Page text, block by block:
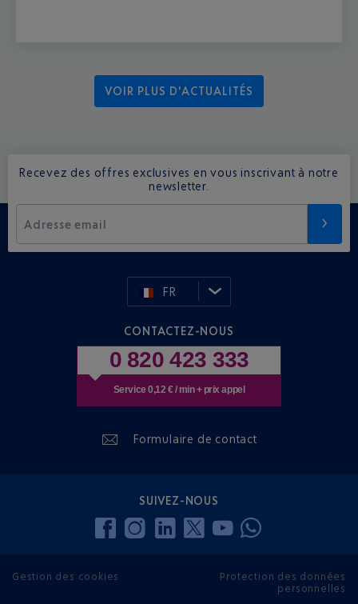
VOIR PLUS D'ACTUALITÉS
Recevez des offres exclusives en vous inscrivant à notre
newsletter.
Adresse email
FR
CONTACTEZ-NOUS
0 820 423 333
Service 0,12 € / min + prix appel
Formulaire de contact
SUIVEZ-NOUS
Gestion des cookies
Protection des données
personnelles